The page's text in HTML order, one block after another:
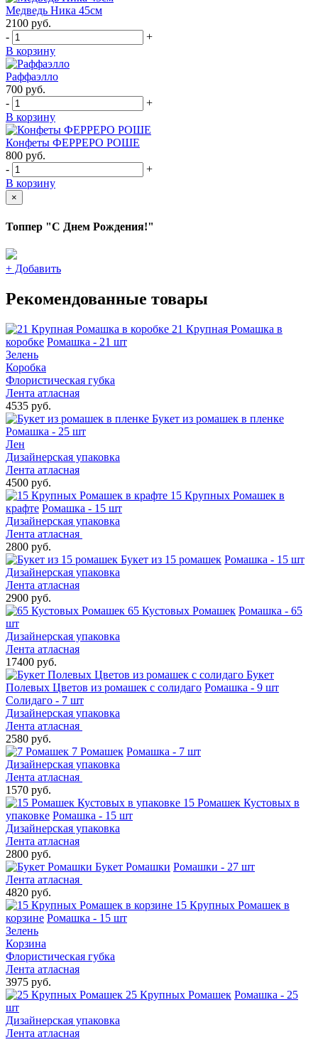
Медведь Ника 45см
2100 руб.
-
+
В корзину
Раффаэлло
700 руб.
-
+
В корзину
Конфеты ФЕРРЕРО РОШЕ
800 руб.
-
+
В корзину
×
Топпер "С Днем Рождения!"
+ Добавить
Рекомендованные товары
21 Крупная Ромашка в
коробке Ромашка - 21 шт
Зелень
Коробка
Флористическая губка
Лента атласная
4535 руб.
Букет из ромашек в пленке
Ромашка - 25 шт
Лен
Дизайнерская упаковка
Лента атласная
4500 руб.
15 Крупных Ромашек в
крафте Ромашка - 15 шт
Дизайнерская упаковка
Лента атласная
2800 руб.
Букет из 15 ромашек Ромашка - 15 шт
Дизайнерская упаковка
Лента атласная
2900 руб.
65 Кустовых Ромашек Ромашка - 65
шт
Дизайнерская упаковка
Лента атласная
17400 руб.
Букет
Полевых Цветов из ромашек с солидаго Ромашка - 9 шт
Солидаго - 7 шт
Дизайнерская упаковка
Лента атласная
2580 руб.
7 Ромашек Ромашка - 7 шт
Дизайнерская упаковка
Лента атласная
1570 руб.
15 Ромашек Кустовых в
упаковке Ромашка - 15 шт
Дизайнерская упаковка
Лента атласная
2800 руб.
Букет Ромашки Ромашки - 27 шт
Лента атласная
4820 руб.
15 Крупных Ромашек в
корзине Ромашка - 15 шт
Зелень
Корзина
Флористическая губка
Лента атласная
3975 руб.
25 Крупных Ромашек Ромашка - 25
шт
Дизайнерская упаковка
Лента атласная